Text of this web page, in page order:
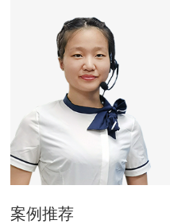
案例推荐